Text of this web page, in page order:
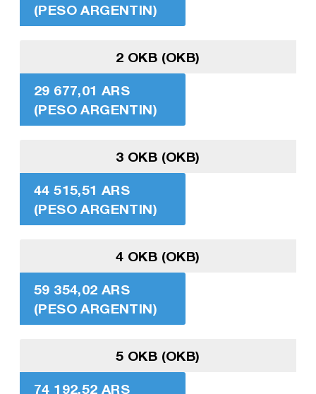
(PESO ARGENTIN)
2 OKB (OKB)
29 677,01 ARS
(PESO ARGENTIN)
3 OKB (OKB)
44 515,51 ARS
(PESO ARGENTIN)
4 OKB (OKB)
59 354,02 ARS
(PESO ARGENTIN)
5 OKB (OKB)
74 192,52 ARS